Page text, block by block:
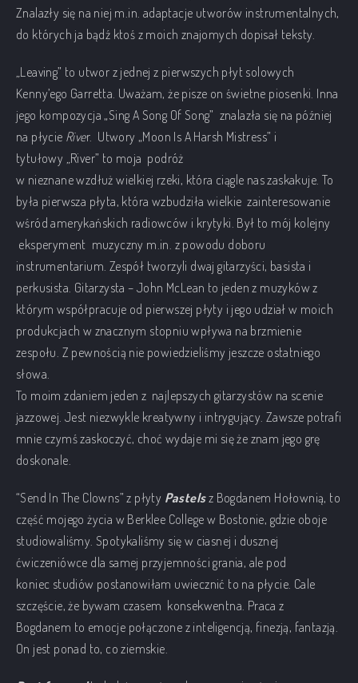
Znalazły się na niej m.in. adaptacje utworów instrumentalnych,
do których ja bądź ktoś z moich znajomych dopisał teksty.
„Leaving” to utwor z jednej z pierwszych płyt solowych
Kenny’ego Garretta. Uważam, że pisze on świetne piosenki. Inna
jego kompozycja „Sing A Song Of Song” znalazła się na później
na płycie River. Utwory „Moon Is A Harsh Mistress” i
tytułowy „River” to moja podróż
w nieznane wzdłuż wielkiej rzeki, która ciągle nas zaskakuje. To
była pierwsza płyta, która wzbudziła wielkie zainteresowanie
wśród amerykańskich radiowców i krytyki. Był to mój kolejny
eksperyment muzyczny m.in. z powodu doboru
instrumentarium. Zespół tworzyli dwaj gitarzyści, basista i
perkusista. Gitarzysta – John McLean to jeden z muzyków z
którym współpracuje od pierwszej płyty i jego udział w moich
produkcjach w znacznym stopniu wpływa na brzmienie
zespołu. Z pewnością nie powiedzieliśmy jeszcze ostatniego
słowa.
To moim zdaniem jeden z najlepszych gitarzystów na scenie
jazzowej. Jest niezwykle kreatywny i intrygujący. Zawsze potrafi
mnie czymś zaskoczyć, choć wydaje mi się że znam jego grę
doskonale.
“Send In The Clowns” z płyty Pastelsz Bogdanem Hołownią, to
część mojego życia w Berklee College w Bostonie, gdzie oboje
studiowaliśmy. Spotykaliśmy się w ciasnej i dusznej
ćwiczeniówce dla samej przyjemności grania, ale pod
koniec studiów postanowiłam uwiecznić to na płycie. Cale
szczęście, że bywam czasem konsekwentna. Praca z
Bogdanem to emocje połączone z inteligencją, finezją, fantazją.
On jest ponad to, co ziemskie.